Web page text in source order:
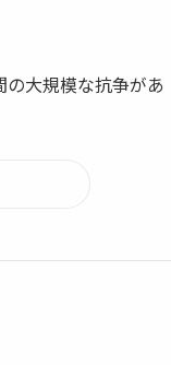
大規模な抗争があ